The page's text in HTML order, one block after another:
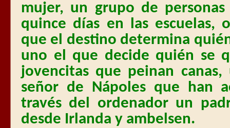
mujer, un grupo de
quince días en las escuelas,
que el destino determina
uno el que decide quién se
jovencitas que peinan
señor de Nápoles que han
través del ordenador un
desde Irlanda y ambelsen.